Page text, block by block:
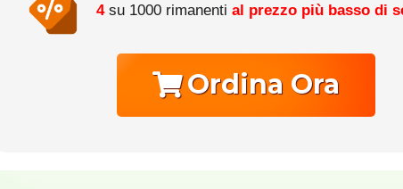
4 su 1000 rimanenti al prezzo più basso di
Ordina Ora